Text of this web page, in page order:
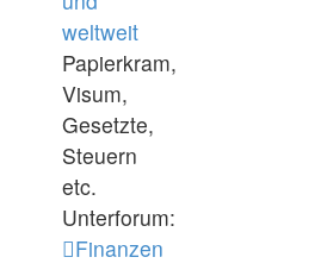
weltweit
Papierkram,
Visum,
Gesetzte,
Steuern
etc.
Unterforum:
Finanzen